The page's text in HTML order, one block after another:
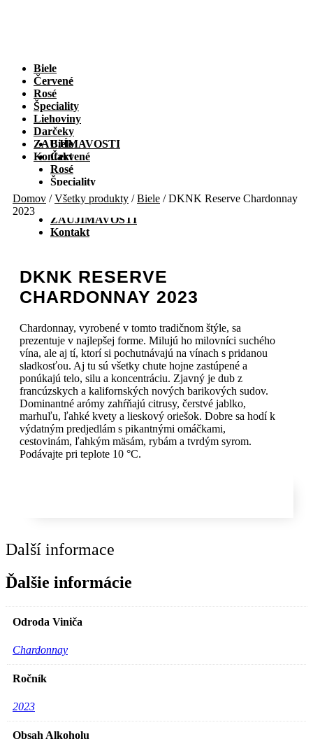
Biele
Červené
Rosé
Špeciality
Liehoviny
Darčeky
ZAUJÍMAVOSTI
Kontakt
Biele
Červené
Rosé
Špeciality
Liehoviny
Darčeky
ZAUJÍMAVOSTI
Kontakt
Domov /Všetky produkty /Biele / DKNK Reserve Chardonnay
2023
DKNK RESERVE
CHARDONNAY 2023
Chardonnay, vyrobené v tomto tradičnom štýle, sa
prezentuje v najlepšej forme. Milujú ho milovníci suchého
vína, ale aj tí, ktorí si pochutnávajú na vínach s pridanou
sladkosťou. Aj tu sú všetky chute hojne zastúpené a
ponúkajú telo, silu a koncentráciu. Zjavný je dub z
francúzskych a kalifornských nových barikových sudov.
Dominantné arómy zahŕňajú citrusy, čerstvé jablko,
marhuľu, ľahké kvety a lieskový oriešok. Dobre sa hodí k
výdatným predjedlám s pikantnými omáčkami,
cestovinám, ľahkým mäsám, rybám a tvrdým syrom.
Podávajte pri teplote 10 °C.
Další informace
Ďalšie informácie
Odroda Viniča
Chardonnay
Ročník
2023
Obsah Alkoholu